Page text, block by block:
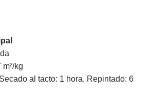
kg
al tacto: 1 hora. Repintado: 6